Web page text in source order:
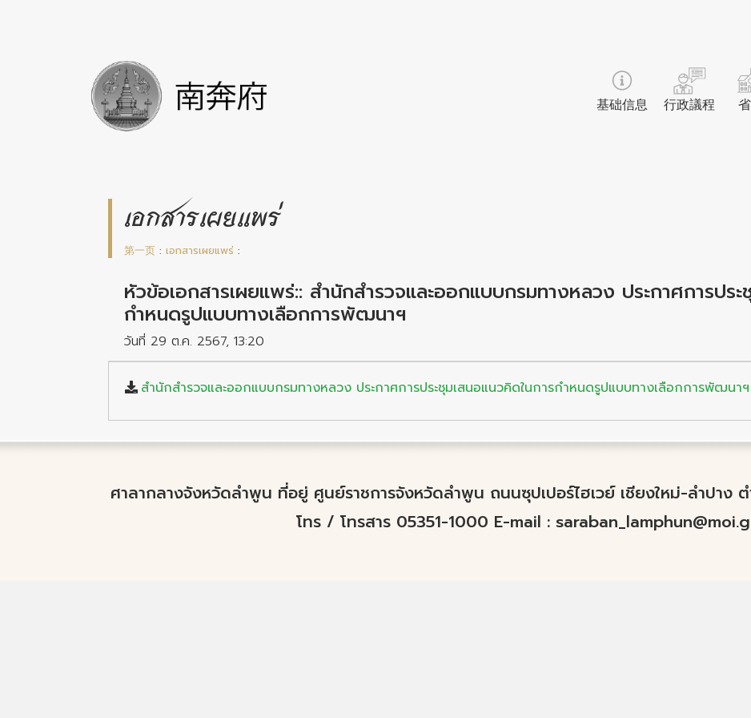
基础信息 行政議程
เอกสารเผยแพร่
第一页 : เอกสารเผยแพร่ :
หัวข้อเอกสารเผยแพร่:: สำนักสำรวจและออกแบบกรมทางหลวง ประกาศการประ
กำหนดรูปแบบทางเลือกการพัฒนาฯ
วันที่ 29 ต.ค. 2567, 13:20
สำนักสำรวจและออกแบบกรมทางหลวง ประกาศการประชุมเสนอแนวคิดในการกำหนดรูปแบบทางเลือกการพัฒนาฯ
ศาลากลางจังหวัดลำพูน ที่อยู่ ศูนย์ราชการจังหวัดลำพูน ถนนซุปเปอร์ไฮเวย์ เชียงใหม่-ลำปาง
โทร / โทรสาร 05351-1000 E-mail :